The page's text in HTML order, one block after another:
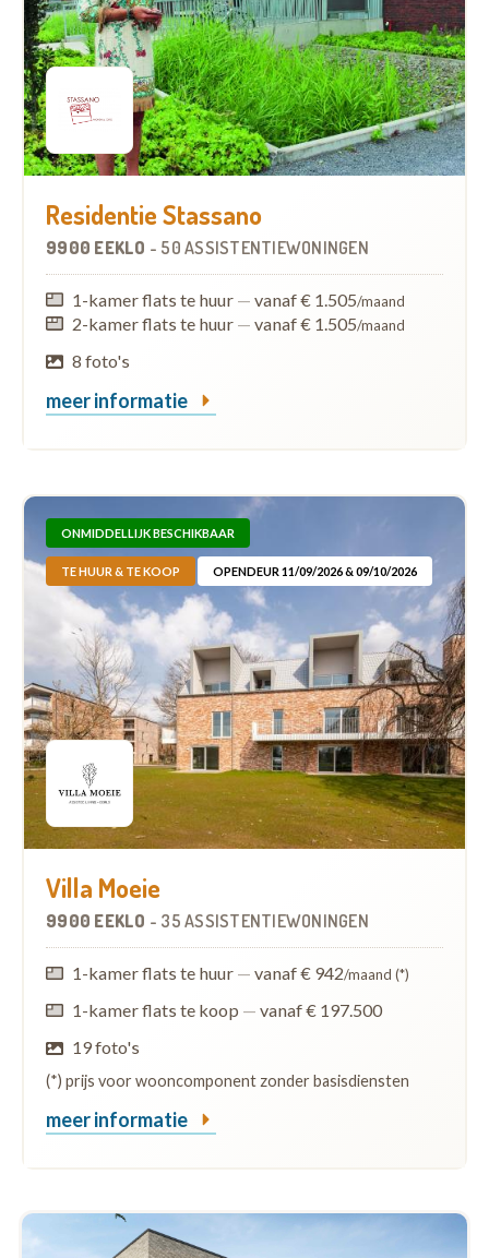
Residentie Stassano
9900 EEKLO - 50 ASSISTENTIEWONINGEN
1-kamer flats te huur — vanaf € 1.505/maand
2-kamer flats te huur — vanaf € 1.505/maand
8 foto's
meer informatie
ONMIDDELLIJK BESCHIKBAAR
TE HUUR & TE KOOP OPENDEUR 11/09/2026 & 09/10/2026
Villa Moeie
9900 EEKLO - 35 ASSISTENTIEWONINGEN
1-kamer flats te huur — vanaf € 942/maand (*)
1-kamer flats te koop — vanaf € 197.500
19 foto's
(*) prijs voor wooncomponent zonder basisdiensten
meer informatie